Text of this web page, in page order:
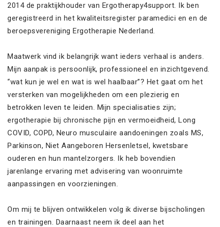
2014 de praktijkhouder van Ergotherapy4support. Ik ben
geregistreerd in het kwaliteitsregister paramedici en en de
beroepsvereniging Ergotherapie Nederland.
Maatwerk vind ik belangrijk want ieders verhaal is anders.
Mijn aanpak is persoonlijk, professioneel en inzichtgevend.
“wat kun je wel en wat is wel haalbaar”? Het gaat om het
versterken van mogelijkheden om een plezierig en
betrokken leven te leiden. Mijn specialisaties zijn;
ergotherapie bij chronische pijn en vermoeidheid, Long
COVID, COPD, Neuro musculaire aandoeningen zoals MS,
Parkinson, Niet Aangeboren Hersenletsel, kwetsbare
ouderen en hun mantelzorgers. Ik heb bovendien
jarenlange ervaring met advisering van woonruimte
aanpassingen en voorzieningen.
Om mij te blijven ontwikkelen volg ik diverse bijscholingen
en trainingen. Daarnaast neem ik deel aan het